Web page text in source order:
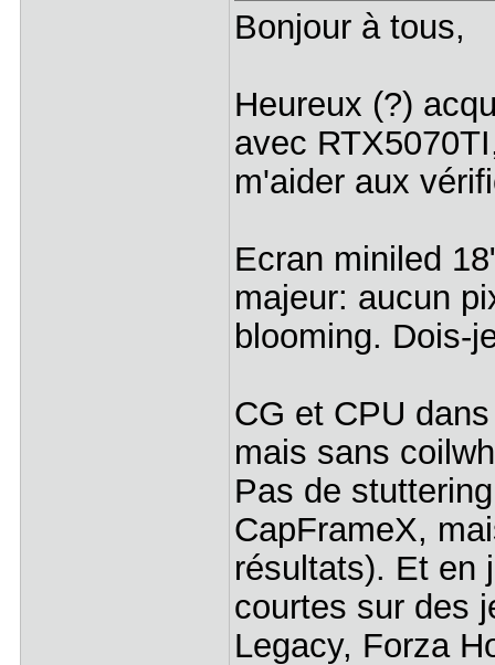
Bonjour à tous,
Heureux (?)
avec
m'aider aux
Ecran miniled
majeur: aucun
blooming. Dois-
CG et CPU
mais sans
Pas de
CapFrameX,
résultats). Et en
courtes sur des
Legacy, Forza